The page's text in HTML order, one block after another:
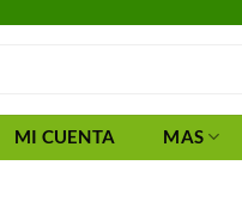
MI CUENTA MAS